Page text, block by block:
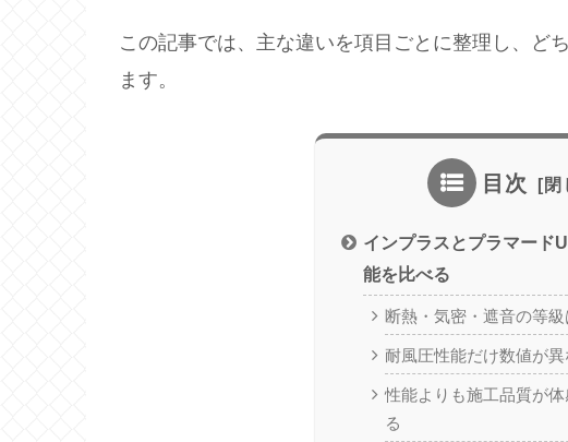
この記事では、主な違いを項目ごとに整理し、ど
ます。
目次
インプラスとプラマード
能を比べる
断熱・気密・遮音の等級
耐風圧性能だけ数値が異
性能よりも施工品質が
る